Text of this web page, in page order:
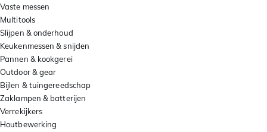
Vaste messen
Multitools
Slijpen & onderhoud
Keukenmessen & snijden
Pannen & kookgerei
Outdoor & gear
Bijlen & tuingereedschap
Zaklampen & batterijen
Verrekijkers
Houtbewerking